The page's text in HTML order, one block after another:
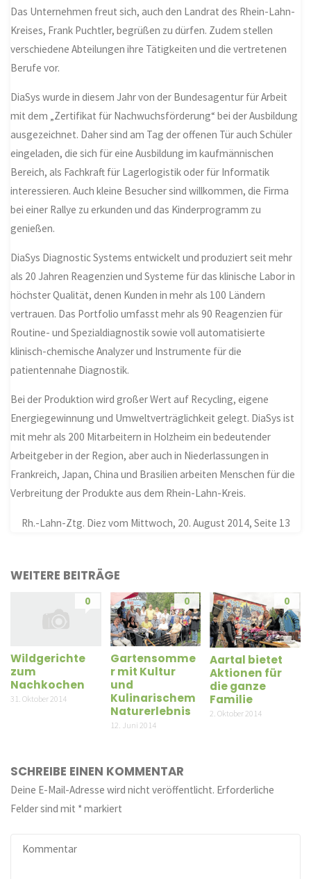
Das Unternehmen freut sich, auch den Landrat des Rhein-Lahn-
Kreises, Frank Puchtler, begrüßen zu dürfen. Zudem stellen
verschiedene Abteilungen ihre Tätigkeiten und die vertretenen
Berufe vor.
DiaSys wurde in diesem Jahr von der Bundesagentur für Arbeit
mit dem „Zertifikat für Nachwuchsförderung“ bei der Ausbildung
ausgezeichnet. Daher sind am Tag der offenen Tür auch Schüler
eingeladen, die sich für eine Ausbildung im kaufmännischen
Bereich, als Fachkraft für Lagerlogistik oder für Informatik
interessieren. Auch kleine Besucher sind willkommen, die Firma
bei einer Rallye zu erkunden und das Kinderprogramm zu
genießen.
DiaSys Diagnostic Systems entwickelt und produziert seit mehr
als 20 Jahren Reagenzien und Systeme für das klinische Labor in
höchster Qualität, denen Kunden in mehr als 100 Ländern
vertrauen. Das Portfolio umfasst mehr als 90 Reagenzien für
Routine- und Spezialdiagnostik sowie voll automatisierte
klinisch-chemische Analyzer und Instrumente für die
patientennahe Diagnostik.
Bei der Produktion wird großer Wert auf Recycling, eigene
Energiegewinnung und Umweltverträglichkeit gelegt. DiaSys ist
mit mehr als 200 Mitarbeitern in Holzheim ein bedeutender
Arbeitgeber in der Region, aber auch in Niederlassungen in
Frankreich, Japan, China und Brasilien arbeiten Menschen für die
Verbreitung der Produkte aus dem Rhein-Lahn-Kreis.
Rh.-Lahn-Ztg. Diez vom Mittwoch, 20. August 2014, Seite 13
WEITERE BEITRÄGE
0
Wildgerichte
zum
Nachkochen
31. Oktober 2014
0
Gartensomme
r mit Kultur
und
Kulinarischem
Naturerlebnis
12. Juni 2014
0
Aartal bietet
Aktionen für
die ganze
Familie
2. Oktober 2014
SCHREIBE EINEN KOMMENTAR
Deine E-Mail-Adresse wird nicht veröffentlicht. Erforderliche
Felder sind mit *markiert